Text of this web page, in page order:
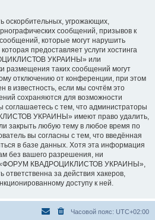
оскорбительных, угрожающих,
сообщений, призывов к
которые могут нарушить
предоставляет услуги хостинга
УКРАИНЫ» или
размещения таких сообщений могут
отключению от конференции, при этом
в известность, если мы сочтём это
сохраняются для возможности
соглашаетесь с тем, что администраторы
УКРАИНЫ» имеют право удалить,
закрыть любую тему в любое время по
вы согласны с тем, что введённая
в базе данных. Хотя эта информация
без вашего разрешения, ни
«ФОРУМ КВАДРОЦИКЛИСТОВ УКРАИНЫ»,
за действия хакеров,
доступу к ней.
Часовой пояс: UTC+02:00